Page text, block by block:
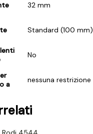
32 mm
Standard (100 mm)
No
a
nessuna restrizione